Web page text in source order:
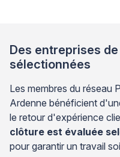
Des entreprises
sélectionnées
Les membres du réseau
Ardenne bénéficient
le retour d'expérience
clôture est évaluée
pour garantir un travail